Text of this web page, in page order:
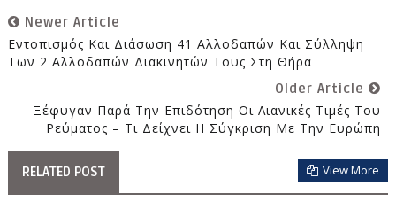
Newer Article
Εντοπισμός Και Διάσωση 41 Αλλοδαπών Και Σύλληψη
Των 2 Αλλοδαπών Διακινητών Τους Στη Θήρα
Older Article
Ξέφυγαν Παρά Την Επιδότηση Οι Λιανικές Τιμές Του
Ρεύματος – Τι Δείχνει Η Σύγκριση Με Την Ευρώπη
RELATED POST View More